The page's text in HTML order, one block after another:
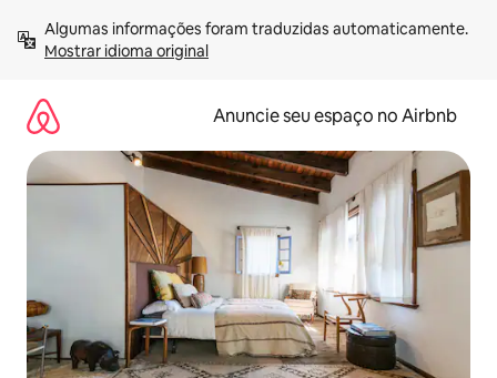
para
Mostrar idioma original
Anuncie seu espaço no Airbnb